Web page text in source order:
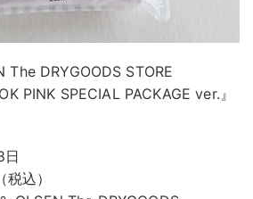
The DRYGOODS STORE
PINK SPECIAL PACKAGE ver.』
日
込）